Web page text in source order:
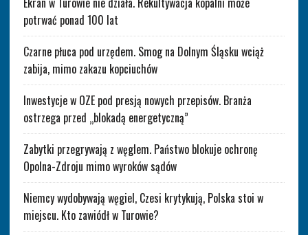
potrwać ponad 100 lat
Czarne płuca pod urzędem. Smog na Dolnym Śląsku wciąż
zabija, mimo zakazu kopciuchów
Inwestycje w OZE pod presją nowych przepisów. Branża
ostrzega przed „blokadą energetyczną”
Zabytki przegrywają z węglem. Państwo blokuje ochronę
Opolna-Zdroju mimo wyroków sądów
Niemcy wydobywają węgiel, Czesi krytykują, Polska stoi w
miejscu. Kto zawiódł w Turowie?